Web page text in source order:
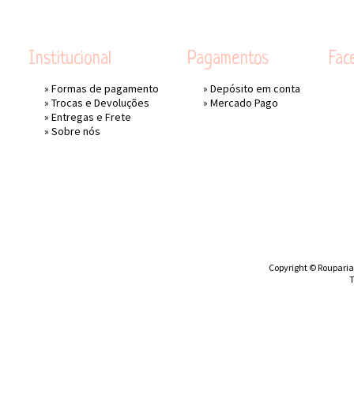
Institucional
» Formas de pagamento
» Trocas e Devoluções
» Entregas e Frete
» Sobre nós
Pagamentos
» Depósito em conta
» Mercado Pago
Copyright ©